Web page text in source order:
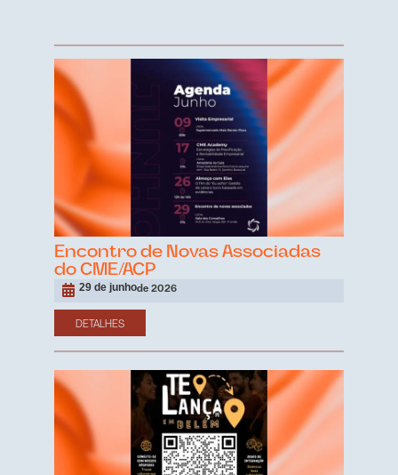
Encontro de Novas Associadas
do CME/ACP
29 de junhode 2026
DETALHES